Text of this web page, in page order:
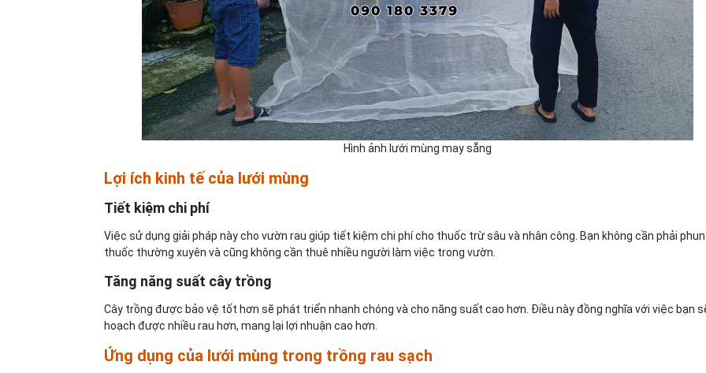
Hình ảnh lưới mùng may sẵng
Lợi ích kinh tế của lưới mùng
Tiết kiệm chi phí
Việc sử dụng giải pháp này cho vườn rau giúp tiết kiệm chi phí cho thuốc trừ sâu và nhân công. Bạn không cần phải phun
thuốc thường xuyên và cũng không cần thuê nhiều người làm việc trong vườn.
Tăng năng suất cây trồng
Cây trồng được bảo vệ tốt hơn sẽ phát triển nhanh chóng và cho năng suất cao hơn. Điều này đồng nghĩa với việc bạn
hoạch được nhiều rau hơn, mang lại lợi nhuận cao hơn.
Ứng dụng của lưới mùng trong trồng rau sạch